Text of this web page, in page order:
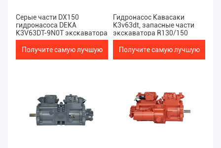
Серые части DX150
гидронасоса DEKA
K3V63DT-9N0T экскаватора
Получите самую лучшую
Гидронасос Кавасаки
K3v63dt, запасные части
экскаватора R130/150
Получите самую лучшую